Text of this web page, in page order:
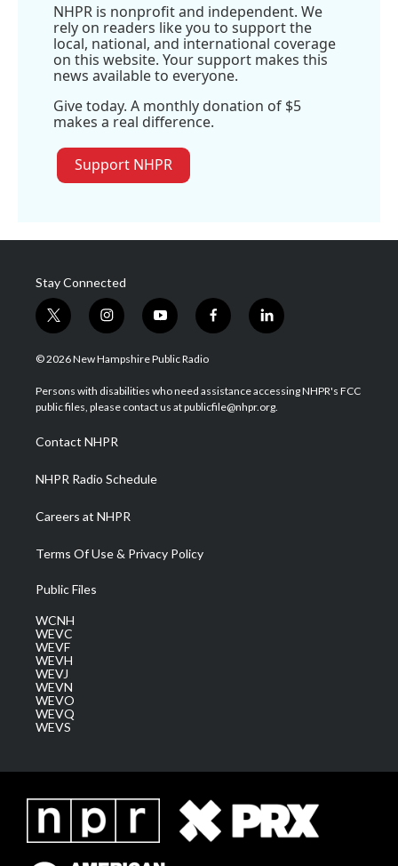
NHPR is nonprofit and independent. We
rely on readers like you to support the
local, national, and international coverage
on this website. Your support makes this
news available to everyone.
Give today. A monthly donation of $5
makes a real difference.
Support NHPR
Stay Connected
t
w
i
t
e
i
n
s
a
g
a
m
y
o
u
u
b
f
a
b
o
l
i
e
d
© 2026 New Hampshire Public Radio
Persons with disabilities who need assistance accessing NHPR's FCC
public files, please contact us at publicfile@nhpr.org.
Contact NHPR
NHPR Radio Schedule
Careers at NHPR
Terms Of Use & Privacy Policy
Public Files
WCNH
WEVC
WEVF
WEVH
WEVJ
WEVN
WEVO
WEVQ
WEVS